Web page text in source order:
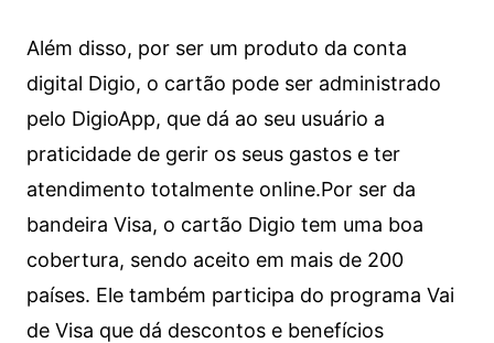
Além disso, por ser um produto da conta
digital Digio, o cartão pode ser administrado
pelo DigioApp, que dá ao seu usuário a
praticidade de gerir os seus gastos e ter
atendimento totalmente online.Por ser da
bandeira Visa, o cartão Digio tem uma boa
cobertura, sendo aceito em mais de 200
países. Ele também participa do programa Vai
de Visa que dá descontos e benefícios